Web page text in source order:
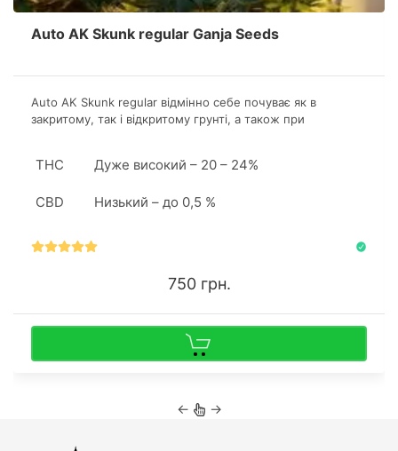
Auto AK Skunk regular Ganja Seeds
Auto AK Skunk regular відмінно себе почуває як в
закритому, так і відкритому грунті, а також при
THC Дуже високий – 20 – 24%
CBD Низький – до 0,5 %
750 грн.
← →